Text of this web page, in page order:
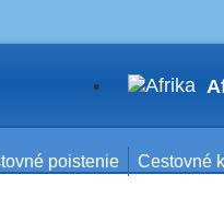
poistenie Cestovné